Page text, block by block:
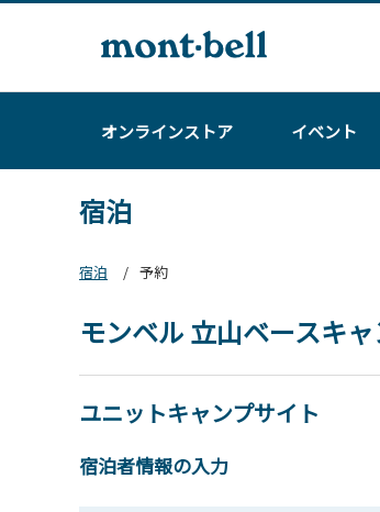
オンラインストア イベント
宿泊
宿泊
予約
モンベル 立山ベースキ
ユニットキャンプサイト
宿泊者情報の入力